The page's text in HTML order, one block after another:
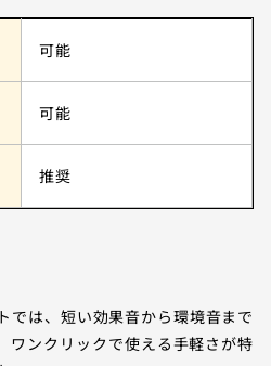
可能
可能
推奨
では、短い効果音から環境音まで
ワンクリックで使える手軽さが特